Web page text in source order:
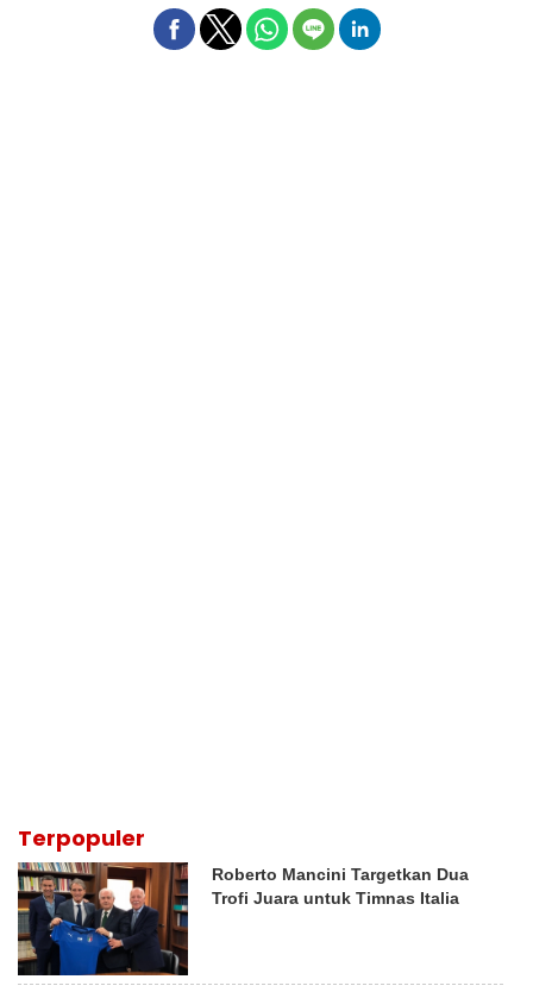
Terpopuler
Roberto Mancini Targetkan Dua
Trofi Juara untuk Timnas Italia